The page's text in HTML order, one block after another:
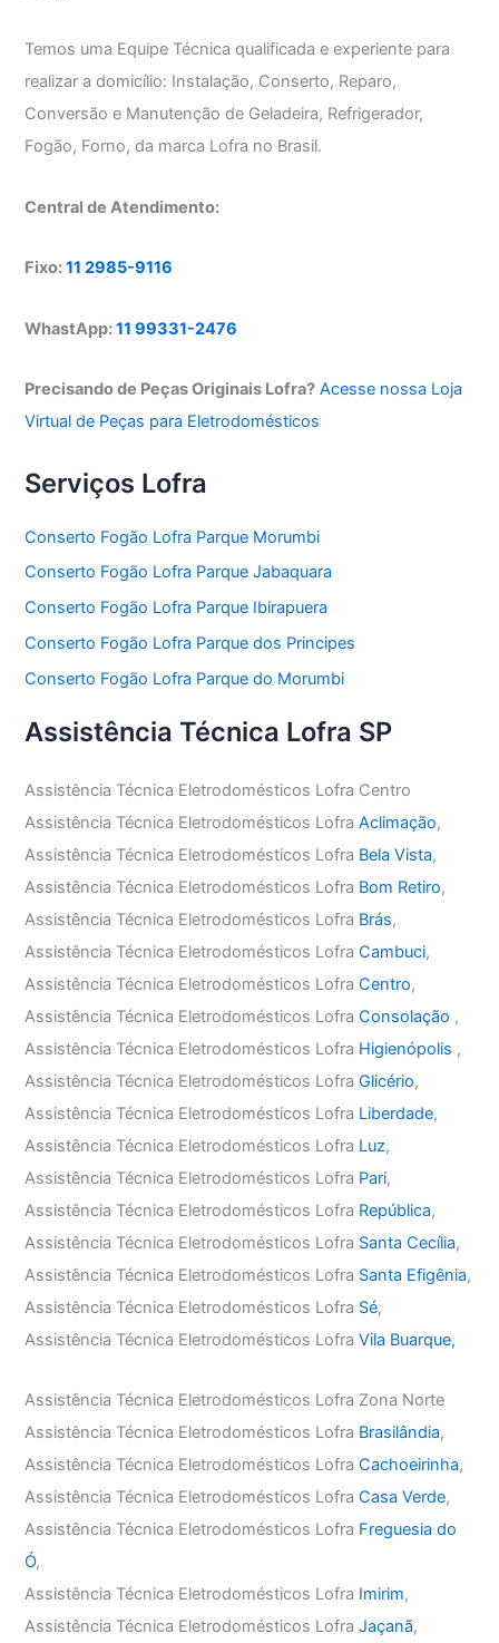
Temos uma Equipe Técnica qualificada e experiente para
realizar a domicílio: Instalação, Conserto, Reparo,
Conversão e Manutenção de Geladeira, Refrigerador,
Fogão, Forno, da marca Lofra no Brasil.
Central de Atendimento:
Fixo:11 2985-9116
WhastApp:11 99331-2476
Precisando de Peças Originais Lofra? Acesse nossa Loja
Virtual de Peças para Eletrodomésticos
Serviços Lofra
Conserto Fogão Lofra Parque Morumbi
Conserto Fogão Lofra Parque Jabaquara
Conserto Fogão Lofra Parque Ibirapuera
Conserto Fogão Lofra Parque dos Principes
Conserto Fogão Lofra Parque do Morumbi
Assistência Técnica Lofra SP
Assistência Técnica Eletrodomésticos Lofra Centro
Assistência Técnica Eletrodomésticos LofraAclimação,
Assistência Técnica Eletrodomésticos Lofra Bela Vista,
Assistência Técnica Eletrodomésticos Lofra Bom Retiro,
Assistência Técnica Eletrodomésticos Lofra Brás,
Assistência Técnica Eletrodomésticos LofraCambuci,
Assistência Técnica Eletrodomésticos LofraCentro,
Assistência Técnica Eletrodomésticos LofraConsolação ,
Assistência Técnica Eletrodomésticos Lofra Higienópolis ,
Assistência Técnica Eletrodomésticos LofraGlicério,
Assistência Técnica Eletrodomésticos Lofra Liberdade,
Assistência Técnica Eletrodomésticos Lofra Luz,
Assistência Técnica Eletrodomésticos Lofra Pari,
Assistência Técnica Eletrodomésticos Lofra República,
Assistência Técnica Eletrodomésticos Lofra Santa Cecília,
Assistência Técnica Eletrodomésticos Lofra Santa Efigênia,
Assistência Técnica Eletrodomésticos Lofra Sé,
Assistência Técnica Eletrodomésticos LofraVila Buarque,
Assistência Técnica Eletrodomésticos Lofra Zona Norte
Assistência Técnica Eletrodomésticos Lofra Brasilândia,
Assistência Técnica Eletrodomésticos LofraCachoeirinha,
Assistência Técnica Eletrodomésticos LofraCasa Verde,
Assistência Técnica Eletrodomésticos Lofra Freguesia do
Ó,
Assistência Técnica Eletrodomésticos Lofra Imirim,
Assistência Técnica Eletrodomésticos LofraJaçanã,